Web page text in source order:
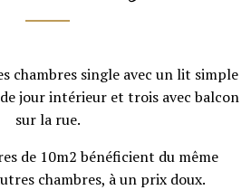
chambres single avec un lit simple
jour intérieur et trois avec balcon
sur la rue.
de 10m2 bénéficient du même
chambres, à un prix doux.